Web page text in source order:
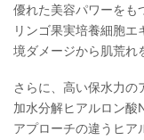
優れた美容パワーをも
リンゴ果実培養細胞
境ダメージから肌荒れ
さらに、高い保水力の
加水分解ヒアルロン酸
アプローチの違うヒア